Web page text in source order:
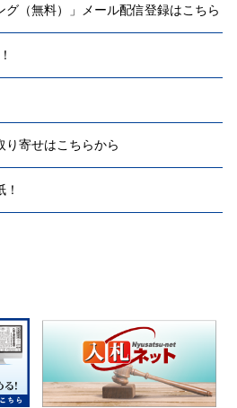
グ（無料）」メール配信登録はこちら
り寄せはこちらから